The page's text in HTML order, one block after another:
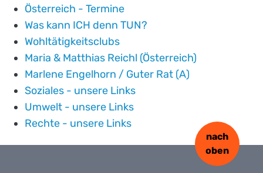
Österreich - Termine
Was kann ICH denn TUN?
Wohltätigkeitsclubs
Maria & Matthias Reichl (Österreich)
Marlene Engelhorn / Guter Rat (A)
Soziales - unsere Links
Umwelt - unsere Links
Rechte - unsere Links
nach
oben